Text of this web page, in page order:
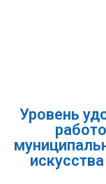
Уровень